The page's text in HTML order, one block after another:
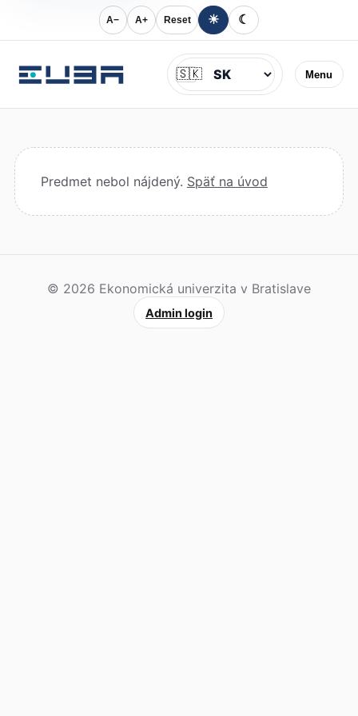
A− A+ Reset ☀ ☾
Menu
Jazyk
🇸🇰
Predmet nebol nájdený. Späť na úvod
© 2026 Ekonomická univerzita v Bratislave
Admin login